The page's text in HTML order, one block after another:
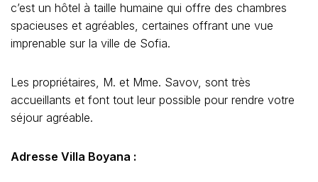
c’est un hôtel à taille humaine qui offre des chambres
spacieuses et agréables, certaines offrant une vue
imprenable sur la ville de Sofia.
Les propriétaires, M. et Mme. Savov, sont très
accueillants et font tout leur possible pour rendre votre
séjour agréable.
Adresse Villa Boyana :